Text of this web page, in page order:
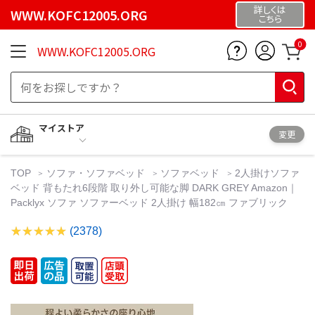
WWW.KOFC12005.ORG 詳しくは
こちら
WWW.KOFC12005.ORG 0
マイストア
変更
TOP ソファ・ソファベッド ソファベッド
2人掛けソファ
ベッド 背もたれ6段階 取り外し可能な脚 DARK GREY Amazon｜
Packlyx ソファ ソファーベッド 2人掛け 幅182㎝ ファブリック
(2378)